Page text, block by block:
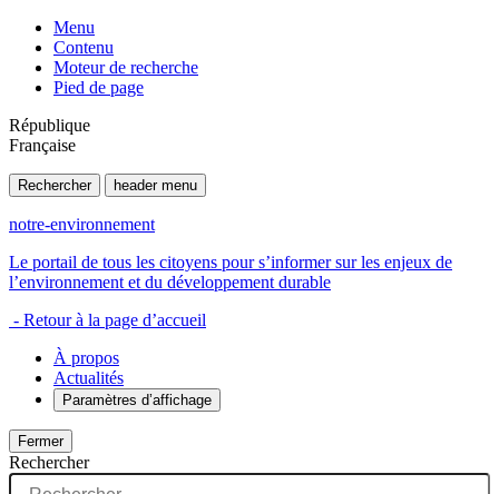
Menu
Contenu
Moteur de recherche
Pied de page
République
Française
Rechercher header menu
notre-environnement
Le portail de tous les citoyens pour s’informer sur les enjeux de
l’environnement et du développement durable
- Retour à la page d’accueil
À propos
Actualités
Paramètres d’affichage
Fermer
Rechercher